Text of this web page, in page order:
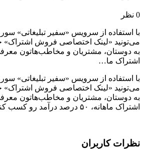
0 نظر
با استفاده از سرویس «سفیر تبلیغاتی»
می‌تونید «لینک اختصاصی فروش اشتراک»
به دوستان، مشتریان و مخاطب‌هاتون
اشتراک ما…
با استفاده از سرویس «سفیر تبلیغاتی»
می‌تونید «لینک اختصاصی فروش اشتراک»
به دوستان، مشتریان و مخاطب‌هاتون
اشتراک ماهانه، ۵۰ درصد درآمد رو کسب کنید!
نظرات کاربران